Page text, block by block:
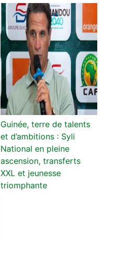
Guinée, terre de talents
et d’ambitions : Syli
National en pleine
ascension, transferts
XXL et jeunesse
triomphante